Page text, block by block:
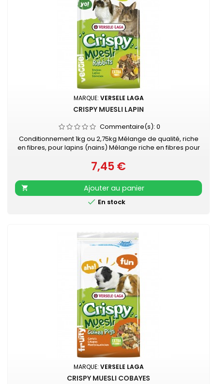
MARQUE: VERSELE LAGA
CRISPY MUESLI LAPIN
Commentaire(s): 0
Conditionnement 1kg ou 2,75kg Mélange de qualité, riche
en fibres, pour lapins (nains) Mélange riche en fibres pour
saines Enrichi avec les granulés "Happy &amp; Healthy"
pour une condition optimale Facile à l'emploi grâce à
l'emballage fraîcheur refermable
Prix
7,45 €

Ajouter au panier
 En stock
MARQUE: VERSELE LAGA
CRISPY MUESLI COBAYES